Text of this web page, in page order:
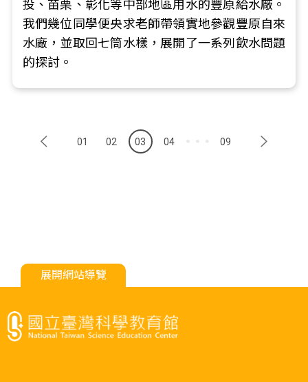
投、苗栗、彰化等中部地區用水的豐原給水廠。
我們幾位同學便央求老師帶領實地參觀豐原自來
水廠，並取回七筒水樣，展開了一系列飲水問題
的探討。
01 02 03 04 09
展開網站導覽